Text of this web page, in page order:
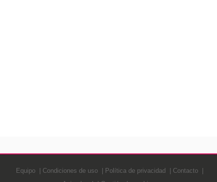
Equipo Condiciones de uso Política de privacidad
Contacto